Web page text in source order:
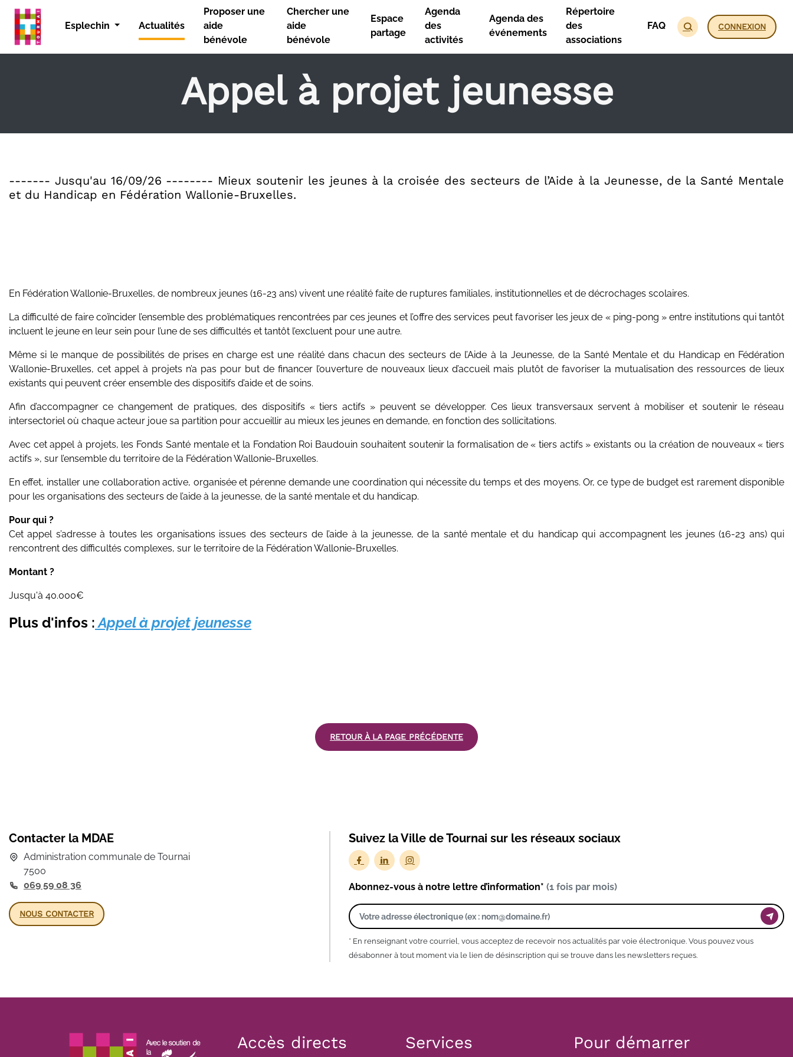
Esplechin CONNEXION
Actualités
Proposer une
aide
bénévole
Chercher une
aide
bénévole
Espace
partage
Agenda
des
activités
Agenda des
événements
Répertoire
des
associations
FAQ
Appel à projet jeunesse
------- Jusqu'au 16/09/26 -------- Mieux soutenir les jeunes à la croisée des secteurs de l’Aide à la Jeunesse, de la Santé Mentale
et du Handicap en Fédération Wallonie-Bruxelles.
En Fédération Wallonie-Bruxelles, de nombreux jeunes (16-23 ans) vivent une réalité faite de ruptures familiales, institutionnelles et de décrochages scolaires.
La difficulté de faire coïncider l’ensemble des problématiques rencontrées par ces jeunes et l’offre des services peut favoriser les jeux de « ping-pong » entre institutions qui tantôt
incluent le jeune en leur sein pour l’une de ses difficultés et tantôt l’excluent pour une autre.
Même si le manque de possibilités de prises en charge est une réalité dans chacun des secteurs de l’Aide à la Jeunesse, de la Santé Mentale et du Handicap en Fédération
Wallonie-Bruxelles, cet appel à projets n’a pas pour but de financer l’ouverture de nouveaux lieux d’accueil mais plutôt de favoriser la mutualisation des ressources de lieux
existants qui peuvent créer ensemble des dispositifs d’aide et de soins.
Afin d’accompagner ce changement de pratiques, des dispositifs « tiers actifs » peuvent se développer. Ces lieux transversaux servent à mobiliser et soutenir le réseau
intersectoriel où chaque acteur joue sa partition pour accueillir au mieux les jeunes en demande, en fonction des sollicitations.
Avec cet appel à projets, les Fonds Santé mentale et la Fondation Roi Baudouin souhaitent soutenir la formalisation de « tiers actifs » existants ou la création de nouveaux « tiers
actifs », sur l’ensemble du territoire de la Fédération Wallonie-Bruxelles.
En effet, installer une collaboration active, organisée et pérenne demande une coordination qui nécessite du temps et des moyens. Or, ce type de budget est rarement disponible
pour les organisations des secteurs de l’aide à la jeunesse, de la santé mentale et du handicap.
Pour qui ?
Cet appel s’adresse à toutes les organisations issues des secteurs de l’aide à la jeunesse, de la santé mentale et du handicap qui accompagnent les jeunes (16-23 ans) qui
rencontrent des difficultés complexes, sur le territoire de la Fédération Wallonie-Bruxelles.
Montant ?
Jusqu'à 40.000€
Plus d'infos :Appel à projet jeunesse
RETOUR À LA PAGE PRÉCÉDENTE
Contacter la MDAE
Administration communale de Tournai
7500
069 59 08 36
NOUS CONTACTER
Suivez la Ville de Tournai sur les réseaux sociaux
Abonnez-vous à notre lettre d’information* (1 fois par mois)
* En renseignant votre courriel, vous acceptez de recevoir nos actualités par voie électronique. Vous pouvez vous
désabonner à tout moment via le lien de désinscription qui se trouve dans les newsletters reçues.
Accès directs Services Pour démarrer
Panneau de gestion des cookies